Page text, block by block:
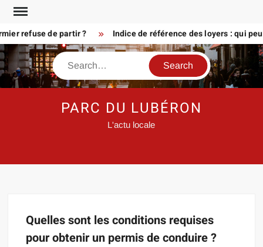
Skip
contentrefuse de partir ? Indice de référence des loyers : qui
Search
PARC DU LUBÉRON
L'actu locale
Quelles sont les conditions requises
pour obtenir un permis de conduire ?